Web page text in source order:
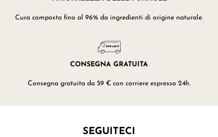
Cura composta fino al 96% da ingredienti di origine naturale.
CONSEGNA GRATUITA
Consegna gratuita da 59 € con corriere espresso 24h.
SEGUITECI